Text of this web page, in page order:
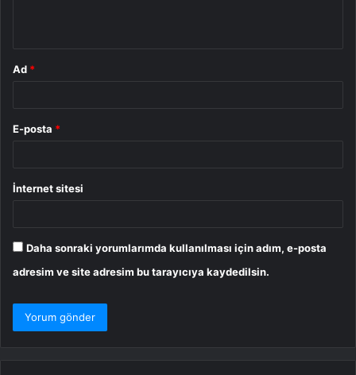
Ad *
E-posta *
İnternet sitesi
Daha sonraki yorumlarımda kullanılması için adım, e-posta
adresim ve site adresim bu tarayıcıya kaydedilsin.